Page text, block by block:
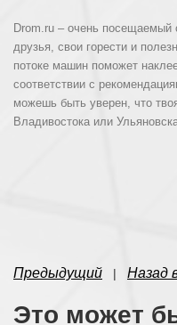
Drom.ru – очень посещаемый
друзья, свои горести и
потоке машин поможет
соответствии с
можешь быть уверен, что
Владивостока или
Предыдущий | Назад
Это может